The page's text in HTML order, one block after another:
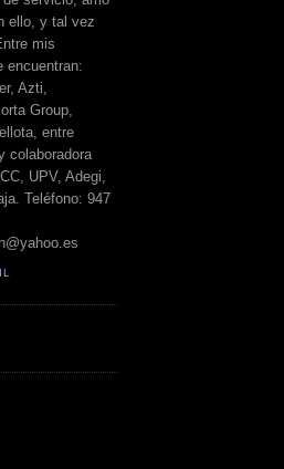
ello, y tal vez
mis
encuentran:
Azti,
Group,
entre
colaboradora
UPV, Adegi,
Teléfono: 947